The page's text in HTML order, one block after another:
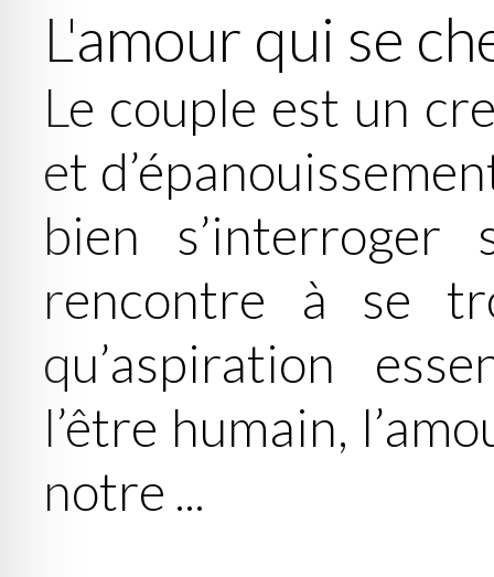
L'amour qui se
Le couple est un
et
bien s’interroger
rencontre à se
qu’aspiration
l’être humain,
notre ...